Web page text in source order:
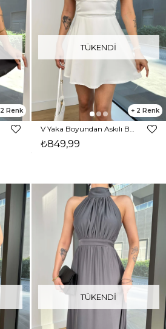
2
TÜKENDI
2
₺849,99
TÜKENDI